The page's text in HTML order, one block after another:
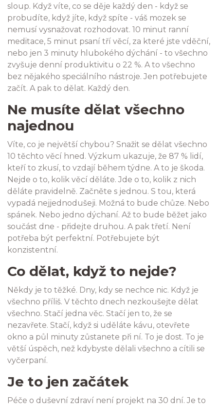
sloup. Když víte, co se děje každý den - když se
probudíte, když jíte, když spíte - váš mozek se
nemusí vysnažovat rozhodovat. 10 minut ranní
meditace, 5 minut psaní tří věcí, za které jste vděční,
nebo jen 3 minuty hlubokého dýchání - to všechno
zvyšuje denní produktivitu o 22 %. A to všechno
bez nějakého speciálního nástroje. Jen potřebujete
začít. A pak to dělat. Každý den.
Ne musíte dělat všechno
najednou
Víte, co je největší chybou? Snažit se dělat všechno
10 těchto věcí hned. Výzkum ukazuje, že 87 % lidí,
kteří to zkusí, to vzdají během týdne. A to je škoda.
Nejde o to, kolik věcí děláte. Jde o to, kolik z nich
děláte pravidelně. Začněte s jednou. S tou, která
vypadá nejjednodušeji. Možná to bude chůze. Nebo
spánek. Nebo jedno dýchaní. Až to bude běžet jako
součást dne - přidejte druhou. A pak třetí. Není
potřeba být perfektní. Potřebujete být
konzistentní.
Co dělat, když to nejde?
Někdy je to těžké. Dny, kdy se nechce nic. Když je
všechno příliš. V těchto dnech nezkoušejte dělat
všechno. Stačí jedna věc. Stačí jen to, že se
nezavřete. Stačí, když si uděláte kávu, otevřete
okno a půl minuty zůstanete při ní. To je dost. To je
větší úspěch, než kdybyste dělali všechno a cítili se
vyčerpaní.
Je to jen začátek
Péče o duševní zdraví není projekt na 30 dní. Je to